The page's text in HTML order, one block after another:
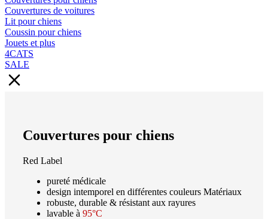
Couvertures de voitures
Lit pour chiens
Coussin pour chiens
Jouets et plus
4CATS
SALE
Couvertures pour chiens
Red Label
pureté médicale
design intemporel en différentes couleurs Matériaux
robuste, durable & résistant aux rayures
lavable à 95°C